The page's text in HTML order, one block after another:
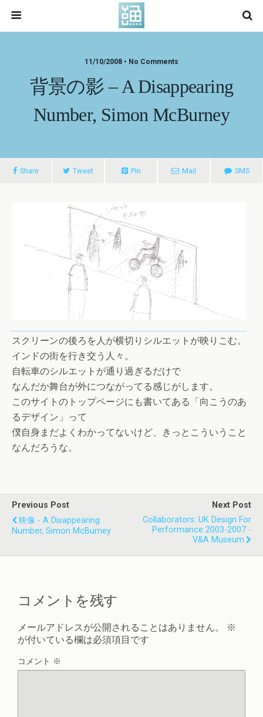
11/10/2008 • No Comments
背景の影 – A Disappearing
Number, Simon McBurney
Share Tweet Pin Mail SMS
スクリーンの後ろを人が横切りシルエットが映りこむ。
インドの街を行き交う人々。
自転車のシルエットが通り過ぎるだけで
なんだか舞台が外につながってる感じがします。
このサイトのトップページにも書いてある「向こうのあ
るデザイン」って
僕自身まだよくわかってないけど、きっとこういうこと
なんだろうな。
Previous Post
映像 - A Disappearing
Number, Simon McBurney
Next Post
Collaborators: UK Design For
Performance 2003-2007 -
V&A Museum
コメントを残す
メールアドレスが公開されることはありません。
※
が付いている欄は必須項目です
コメント ※